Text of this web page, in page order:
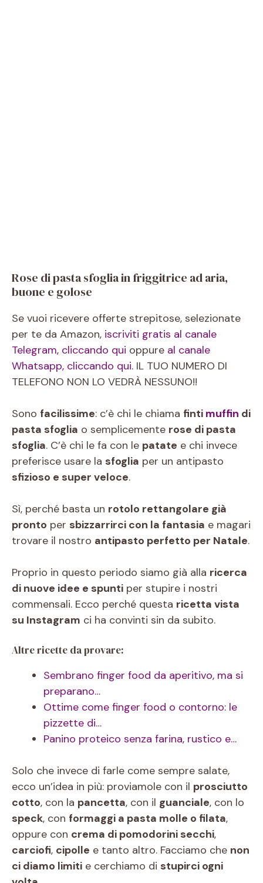
Rose di pasta sfoglia in friggitrice ad aria,
buone e golose
Se vuoi ricevere offerte strepitose, selezionate
per te da Amazon, iscriviti gratis al canale
Telegram, cliccando qui oppure al canale
Whatsapp, cliccando qui. IL TUO NUMERO DI
TELEFONO NON LO VEDRÀ NESSUNO!!
Sono facilissime: c’è chi le chiama finti muffin di
pasta sfoglia o semplicemente rose di pasta
sfoglia. C’è chi le fa con le patate e chi invece
preferisce usare la sfoglia per un antipasto
sfizioso e super veloce.
Sì, perché basta un rotolo rettangolare già
pronto per sbizzarrirci con la fantasia e magari
trovare il nostro antipasto perfetto per Natale.
Proprio in questo periodo siamo già alla ricerca
di nuove idee e spunti per stupire i nostri
commensali. Ecco perché questa ricetta vista
su Instagram ci ha convinti sin da subito.
Altre ricette da provare:
Sembrano finger food da aperitivo, ma si
preparano…
Ottime come finger food o contorno: le
pizzette di…
Panino proteico senza farina, rustico e…
Solo che invece di farle come sempre salate,
ecco un’idea in più: proviamole con il prosciutto
cotto, con la pancetta, con il guanciale, con lo
speck, con formaggi a pasta molle o filata,
oppure con crema di pomodorini secchi,
carciofi, cipolle e tanto altro. Facciamo che non
ci diamo limiti e cerchiamo di stupirci ogni